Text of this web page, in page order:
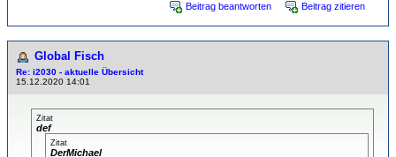
Beitrag beantworten Beitrag zitieren
Global Fisch
Re: i2030 - aktuelle Übersicht
15.12.2020 14:01
Zitat
def
Zitat
DerMichael